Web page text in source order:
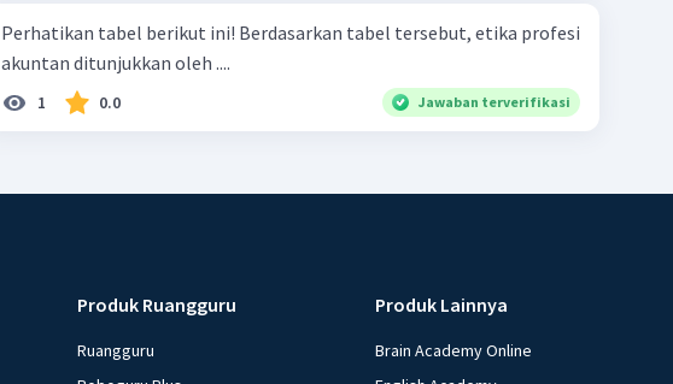
Perhatikan tabel berikut ini! Berdasarkan tabel tersebut, etika profesi
akuntan ditunjukkan oleh ....
1 0.0 Jawaban terverifikasi
Produk Ruangguru
Ruangguru
Produk Lainnya
Brain Academy Online